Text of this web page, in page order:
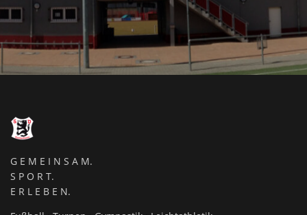
G E M E I N S A M.
S P O R T.
E R L E B E N.